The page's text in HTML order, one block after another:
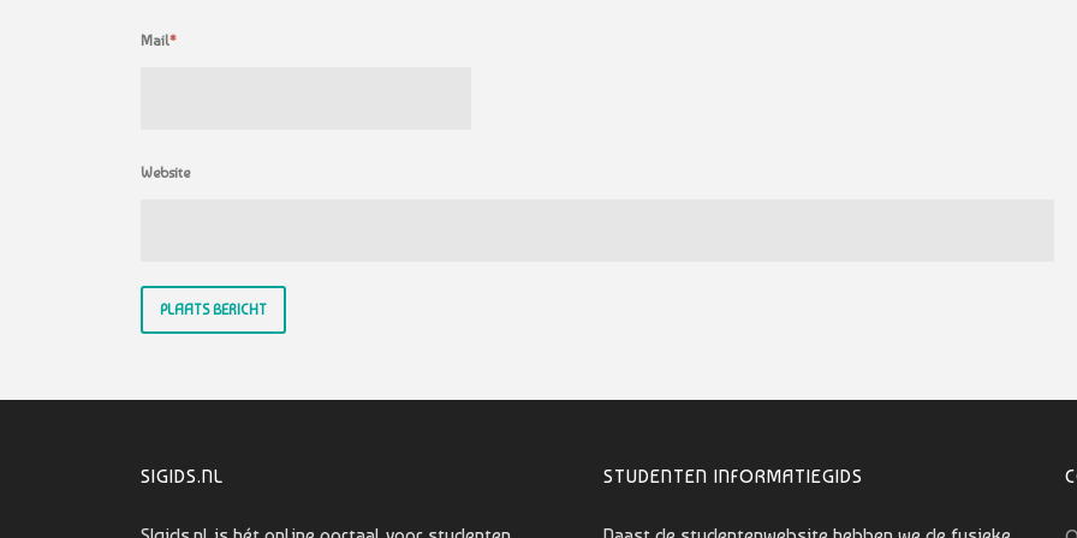
Mail*
Website
SIGIDS.NL STUDENTEN INFORMATIEGIDS